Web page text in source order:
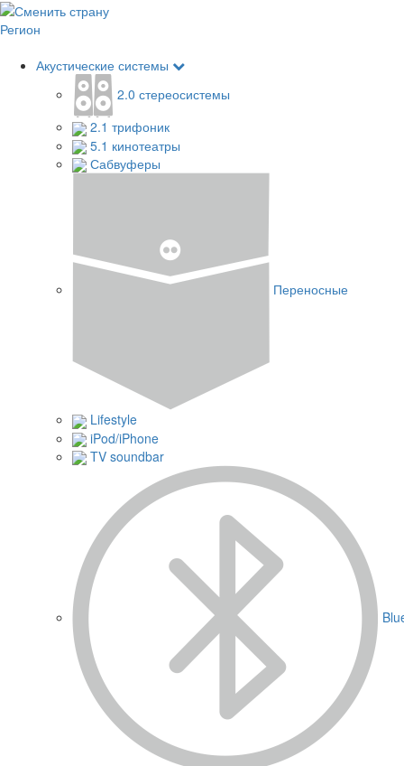
Регион
Акустические системы
2.0 стереосистемы
2.1 трифоник
5.1 кинотеатры
Сабвуферы
Переносные
Lifestyle
iPod/iPhone
TV soundbar